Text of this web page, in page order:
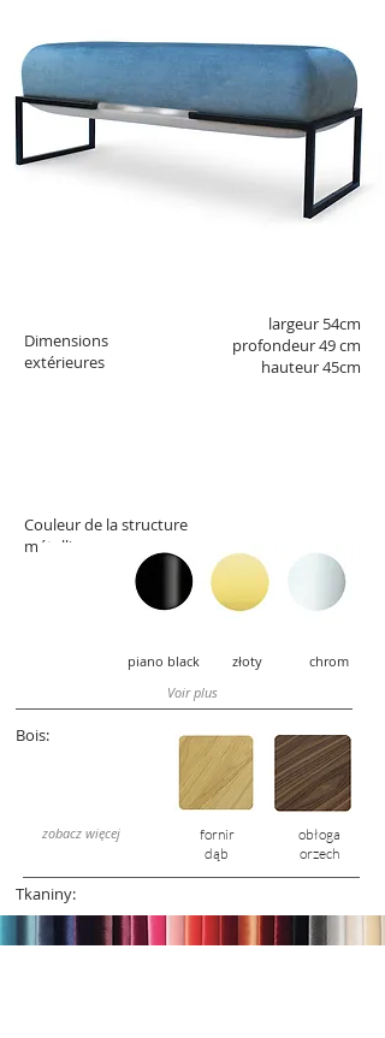
largeur 54cm
profondeur 49 cm
hauteur 45cm
Dimensions
extérieures
Couleur de la structure
métallique :
piano black złoty chrom
Voir plus
Bois:
obłoga
orzech
fornir
dąb
zobacz więcej
Tkaniny: